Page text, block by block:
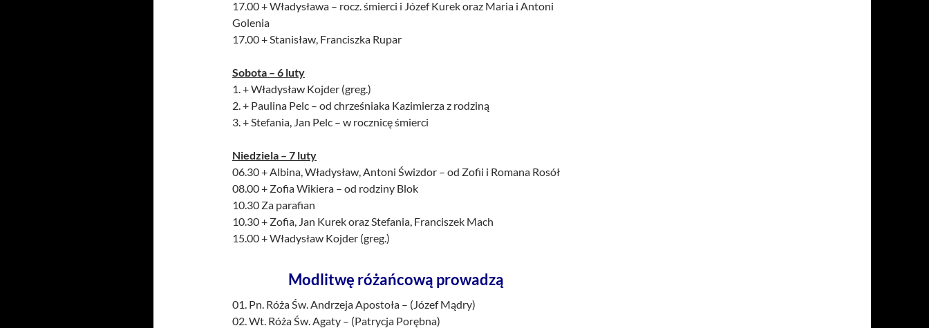
17.00 + Władysława – rocz. śmierci i Józef Kurek oraz Maria i Antoni
Golenia
17.00 + Stanisław, Franciszka Rupar
Sobota – 6 luty
1. + Władysław Kojder (greg.)
2. + Paulina Pelc – od chrześniaka Kazimierza z rodziną
3. + Stefania, Jan Pelc – w rocznicę śmierci
Niedziela – 7 luty
06.30 + Albina, Władysław, Antoni Świzdor – od Zofii i Romana Rosół
08.00 + Zofia Wikiera – od rodziny Blok
10.30 Za parafian
10.30 + Zofia, Jan Kurek oraz Stefania, Franciszek Mach
15.00 + Władysław Kojder (greg.)
Modlitwę różańcową prowadzą
01. Pn. Róża Św. Andrzeja Apostoła – (Józef Mądry)
02. Wt. Róża Św. Agaty – (Patrycja Porębna)